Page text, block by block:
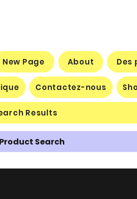
New Page About Des
Contactez-nous
Results
Product Search